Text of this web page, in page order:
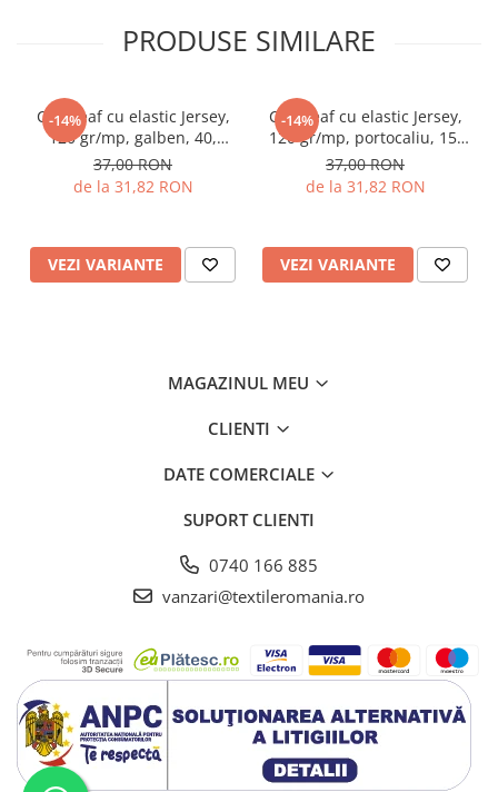
PRODUSE SIMILARE
-14%
Cearceaf cu elastic Jersey,
120 gr/mp, galben, 40,
100% bumbac, Gecor
37,00 RON
de la 31,82 RON
VEZI VARIANTE
-14%
Cearceaf cu elastic Jersey,
120 gr/mp, portocaliu, 15,
100% bumbac, Gecor
37,00 RON
de la 31,82 RON
VEZI VARIANTE
MAGAZINUL MEU
CLIENTI
DATE COMERCIALE
SUPORT CLIENTI
0740 166 885
vanzari@textileromania.ro